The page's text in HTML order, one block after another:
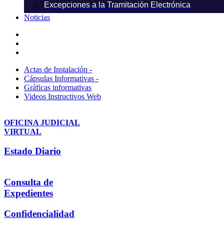
Excepciones a la Tramitación Electrónica
Noticias
Actas de Instalación -
Cápsulas Informativas -
Gráficas informativas
Videos Instructivos Web
OFICINA JUDICIAL
VIRTUAL
Estado Diario
Consulta de
Expedientes
Confidencialidad